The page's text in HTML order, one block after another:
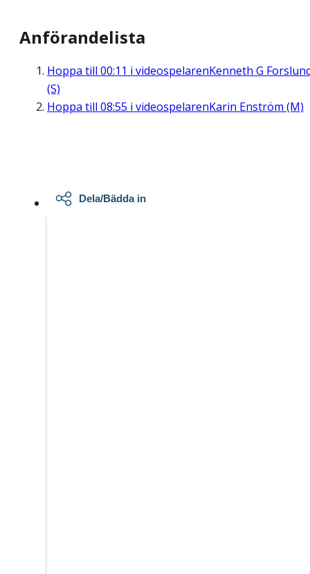
Anförandelista
Hoppa till 00:11 i videospelarenKenneth G
(S)
Hoppa till 08:55 i videospelarenKarin Enström (M)
Dela/Bädda in